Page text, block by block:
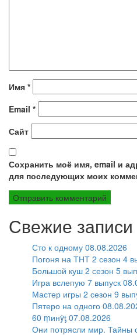
Имя *
Email *
Сайт
Сохранить моё имя, email и
для последующих моих
Свежие записи
Сто к одному 08.08.2026
Погоня на ТНТ 2 сезон 4
Большой куш 2 сезон 5
Игра вслепую 7 выпуск
Мастер игры 2 сезон 9
Пятеро на одного
60 ṃинẏƫ 07.08.2026
Они потрясли мир. Тайны